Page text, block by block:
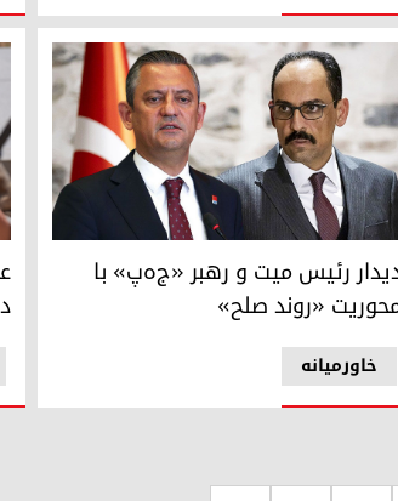
داشت
کالین، رئیس دستگاه اطلاعات ملی ترکیه
خاورمیانه
رئیس میت و رهبر «ج‌ه‌پ» با
«روند صلح»